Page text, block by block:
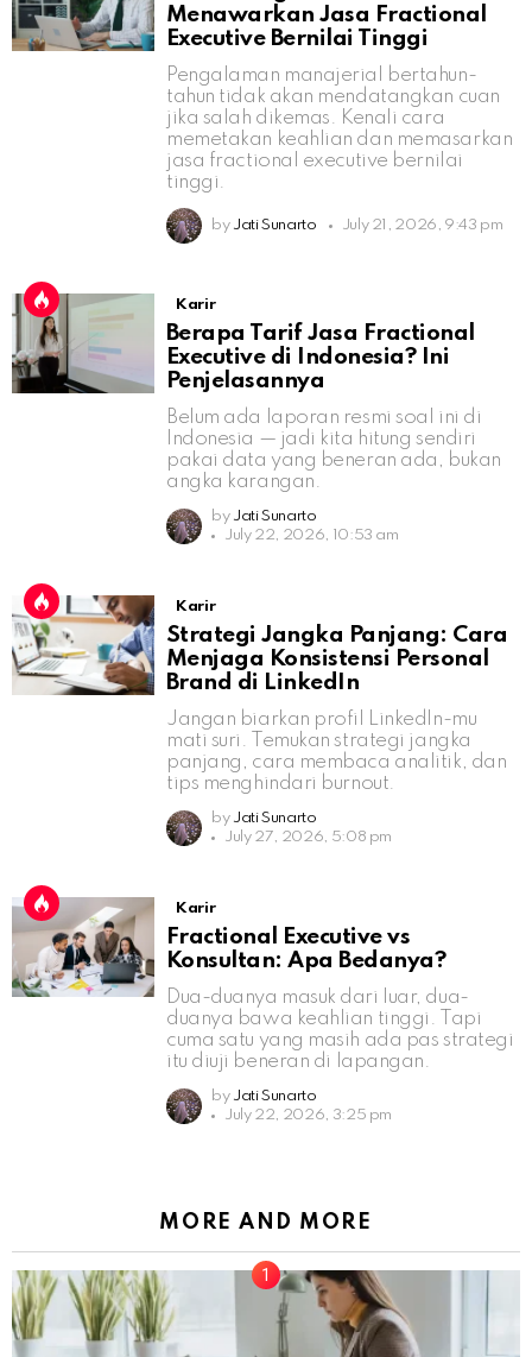
Menawarkan Jasa Fractional
Executive Bernilai Tinggi
Pengalaman manajerial bertahun-
tahun tidak akan mendatangkan cuan
jika salah dikemas. Kenali cara
memetakan keahlian dan memasarkan
jasa fractional executive bernilai
tinggi.
by Jati Sunarto July 21, 2026, 9:43 pm
Karir
Berapa Tarif Jasa Fractional
Executive di Indonesia? Ini
Penjelasannya
Belum ada laporan resmi soal ini di
Indonesia — jadi kita hitung sendiri
pakai data yang beneran ada, bukan
angka karangan.
by Jati Sunarto
July 22, 2026, 10:53 am
Karir
Strategi Jangka Panjang: Cara
Menjaga Konsistensi Personal
Brand di LinkedIn
Jangan biarkan profil LinkedIn-mu
mati suri. Temukan strategi jangka
panjang, cara membaca analitik, dan
tips menghindari burnout.
by Jati Sunarto
July 27, 2026, 5:08 pm
Karir
Fractional Executive vs
Konsultan: Apa Bedanya?
Dua-duanya masuk dari luar, dua-
duanya bawa keahlian tinggi. Tapi
cuma satu yang masih ada pas strategi
itu diuji beneran di lapangan.
by Jati Sunarto
July 22, 2026, 3:25 pm
MORE AND MORE